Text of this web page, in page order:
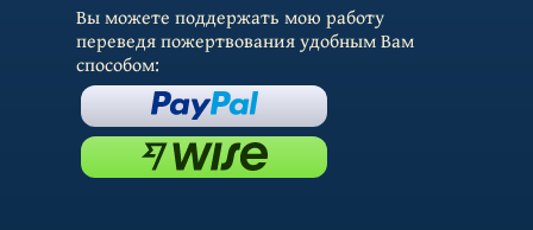
Вы можете поддержать мою работу
переведя пожертвования удобным Вам
способом: